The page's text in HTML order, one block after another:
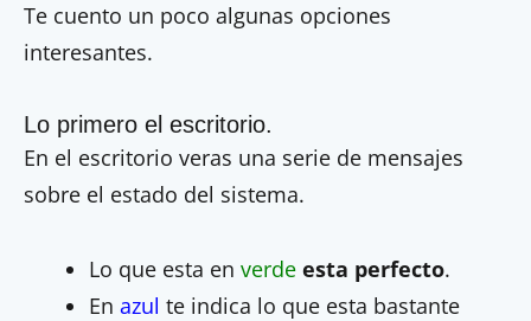
Te cuento un poco algunas opciones
interesantes.
Lo primero el escritorio.
En el escritorio veras una serie de mensajes
sobre el estado del sistema.
Lo que esta en verde esta perfecto.
En azul te indica lo que esta bastante